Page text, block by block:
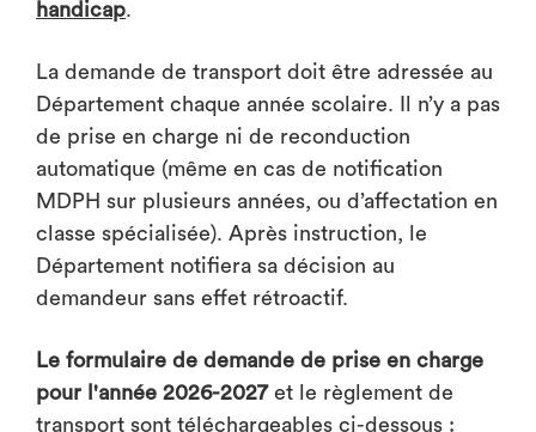
handicap.
La demande de transport doit être adressée au
Département chaque année scolaire. Il n’y a pas
de prise en charge ni de reconduction
automatique (même en cas de notification
MDPH sur plusieurs années, ou d’affectation en
classe spécialisée). Après instruction, le
Département notifiera sa décision au
demandeur sans effet rétroactif.
Le formulaire de demande de prise en charge
pour l'année 2026-2027 et le règlement de
transport sont téléchargeables ci-dessous :